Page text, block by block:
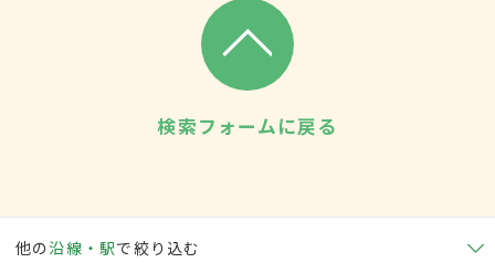
検索フォームに戻る
他の沿線・駅で絞り込む